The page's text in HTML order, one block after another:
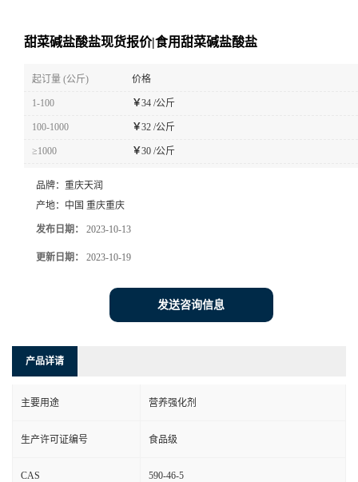
甜菜碱盐酸盐现货报价|食用甜菜碱盐酸盐
起订量 (公斤) 价格
1-100 ￥34 /公斤
100-1000 ￥32 /公斤
≥1000 ￥30 /公斤
品牌： 重庆天润
产地： 中国 重庆重庆
发布日期： 2023-10-13
更新日期： 2023-10-19
发送咨询信息
产品详请
主要用途 营养强化剂
生产许可证编号 食品级
CAS 590-46-5